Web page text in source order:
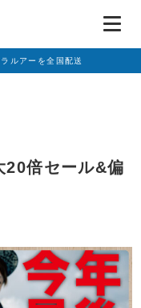
ルアーを全国配送
20倍セール&偏